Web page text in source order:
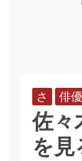
さ 俳優
佐々
を見